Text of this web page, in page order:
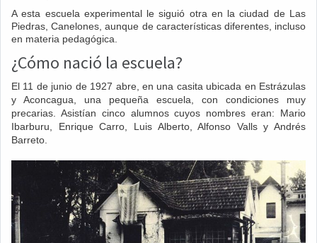
A esta escuela experimental le siguió otra en la ciudad de Las
Piedras, Canelones, aunque de características diferentes, incluso
en materia pedagógica.
¿Cómo nació la escuela?
El 11 de junio de 1927 abre, en una casita ubicada en Estrázulas
y Aconcagua, una pequeña escuela, con condiciones muy
precarias. Asistían cinco alumnos cuyos nombres eran: Mario
Ibarburu, Enrique Carro, Luis Alberto, Alfonso Valls y Andrés
Barreto.